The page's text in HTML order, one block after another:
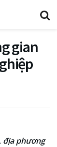
gian
địa phương